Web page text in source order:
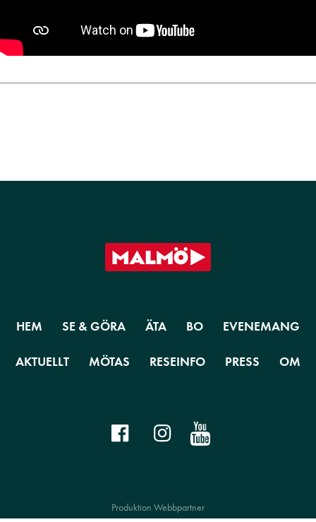
HEM SE & GÖRA ÄTA BO EVENEMANG
AKTUELLT MÖTAS RESEINFO PRESS OM
Produktion Webbpartner